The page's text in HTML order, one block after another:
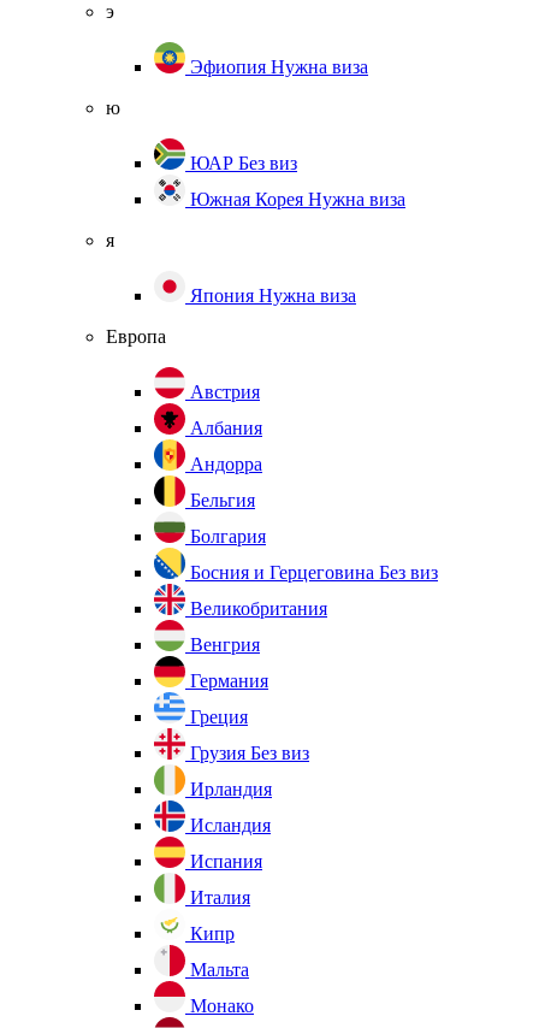
э
Эфиопия Нужна виза
ю
ЮАР Без виз
Южная Корея Нужна виза
я
Япония Нужна виза
Европа
Австрия
Албания
Андорра
Бельгия
Болгария
Босния и Герцеговина Без виз
Великобритания
Венгрия
Германия
Греция
Грузия Без виз
Ирландия
Исландия
Испания
Италия
Кипр
Мальта
Монако